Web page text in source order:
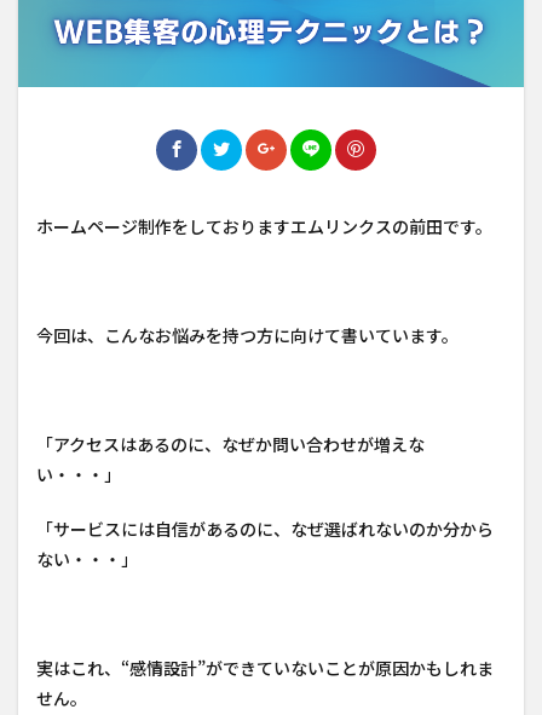
ホームページ制作をしておりますエムリンクスの前田です。
今回は、こんなお悩みを持つ方に向けて書いています。
「アクセスはあるのに、なぜか問い合わせが増えな
い・・・」
「サービスには自信があるのに、なぜ選ばれないのか分から
ない・・・」
実はこれ、“感情設計”ができていないことが原因かもしれま
せん。